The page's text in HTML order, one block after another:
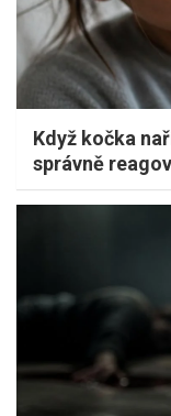
Když kočka
správně